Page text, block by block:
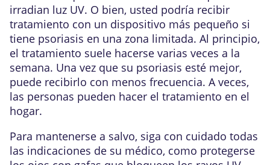
irradian luz UV. O bien, usted podría recibir
tratamiento con un dispositivo más pequeño si
tiene psoriasis en una zona limitada. Al principio,
el tratamiento suele hacerse varias veces a la
semana. Una vez que su psoriasis esté mejor,
puede recibirlo con menos frecuencia. A veces,
las personas pueden hacer el tratamiento en el
hogar.
Para mantenerse a salvo, siga con cuidado todas
las indicaciones de su médico, como protegerse